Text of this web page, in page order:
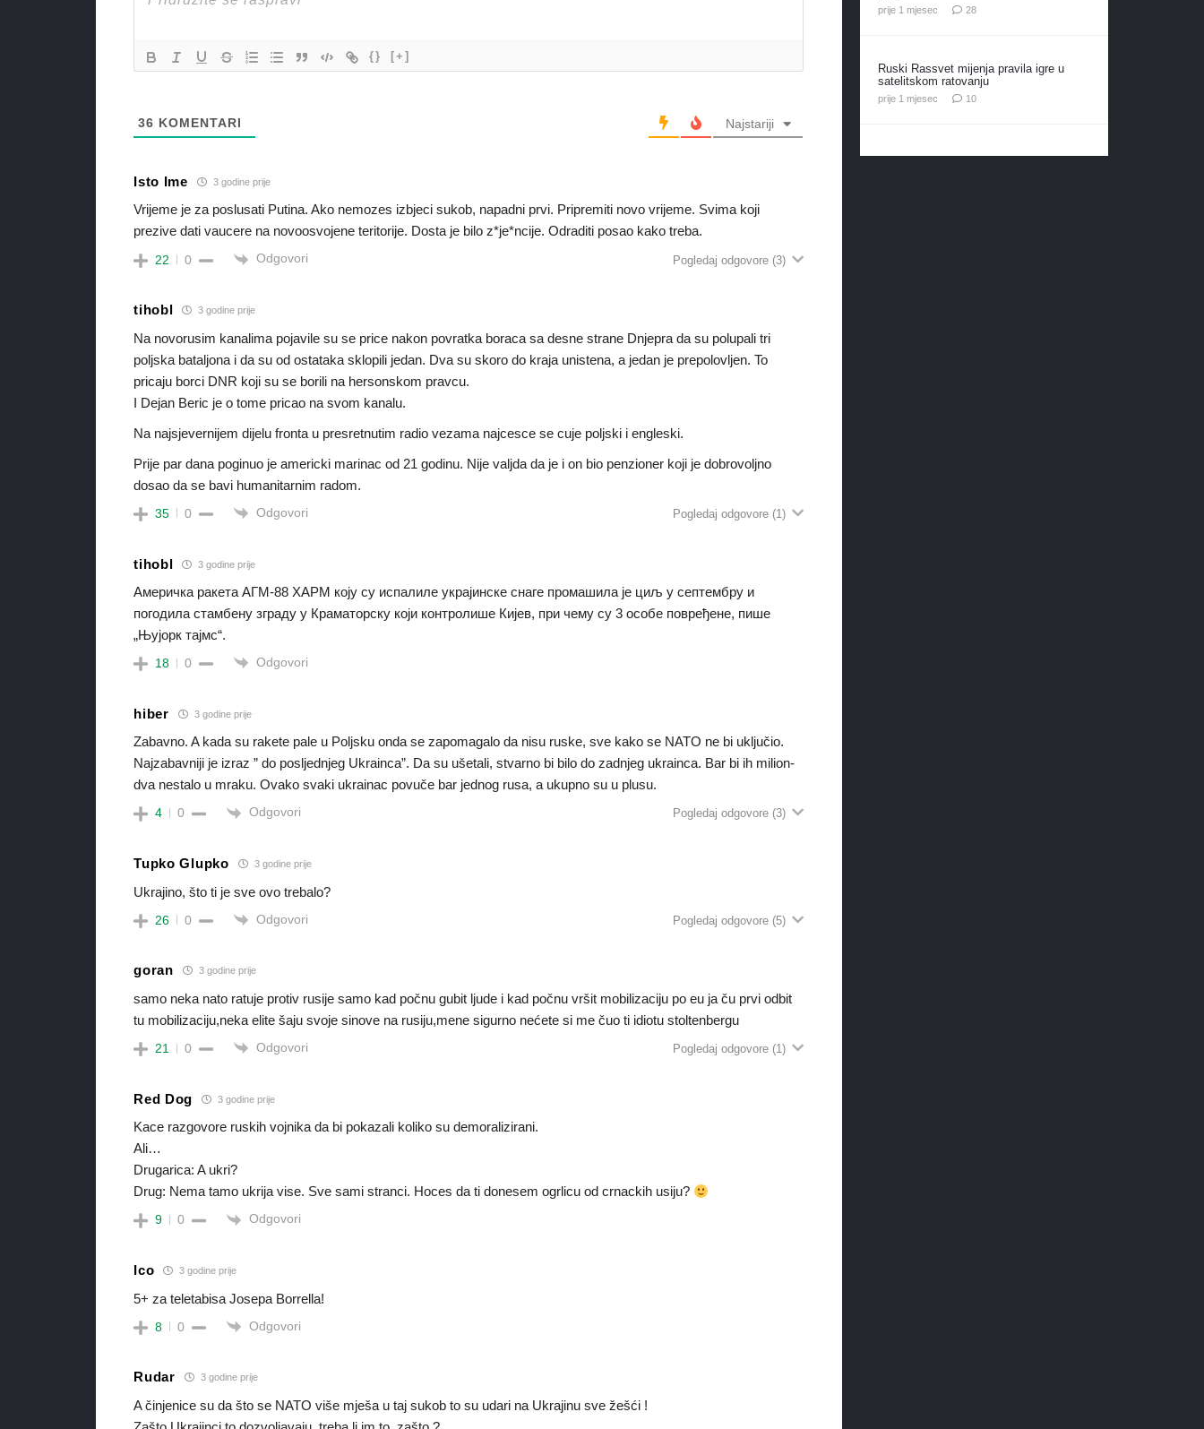
{} [+]
36 KOMENTARI Najstariji
Isto Ime 3 godine prije
Vrijeme je za poslusati Putina. Ako nemozes izbjeci sukob, napadni prvi. Pripremiti novo vrijeme. Svima koji
prezive dati vaucere na novoosvojene teritorije. Dosta je bilo z*je*ncije. Odraditi posao kako treba.
22 0 Odgovori Pogledaj odgovore (3)
tihobl 3 godine prije
Na novorusim kanalima pojavile su se price nakon povratka boraca sa desne strane Dnjepra da su polupali tri
poljska bataljona i da su od ostataka sklopili jedan. Dva su skoro do kraja unistena, a jedan je prepolovljen. To
pricaju borci DNR koji su se borili na hersonskom pravcu.
I Dejan Beric je o tome pricao na svom kanalu.
Na najsjevernijem dijelu fronta u presretnutim radio vezama najcesce se cuje poljski i engleski.
Prije par dana poginuo je americki marinac od 21 godinu. Nije valjda da je i on bio penzioner koji je dobrovoljno
dosao da se bavi humanitarnim radom.
35 0 Odgovori Pogledaj odgovore (1)
tihobl 3 godine prije
Америчка ракета АГМ-88 ХАРМ коју су испалиле украјинске снаге промашила је циљ у септембру и
погодила стамбену зграду у Краматорску који контролише Кијев, при чему су 3 особе повређене, пише
„Њујорк тајмс“.
18 0 Odgovori
hiber 3 godine prije
Zabavno. A kada su rakete pale u Poljsku onda se zapomagalo da nisu ruske, sve kako se NATO ne bi uključio.
Najzabavniji je izraz ” do posljednjeg Ukrainca”. Da su ušetali, stvarno bi bilo do zadnjeg ukrainca. Bar bi ih milion-
dva nestalo u mraku. Ovako svaki ukrainac povuče bar jednog rusa, a ukupno su u plusu.
4 0 Odgovori Pogledaj odgovore (3)
Tupko Glupko 3 godine prije
Ukrajino, što ti je sve ovo trebalo?
26 0 Odgovori Pogledaj odgovore (5)
goran 3 godine prije
samo neka nato ratuje protiv rusije samo kad počnu gubit ljude i kad počnu vršit mobilizaciju po eu ja ču prvi odbit
tu mobilizaciju,neka elite šaju svoje sinove na rusiju,mene sigurno nećete si me čuo ti idiotu stoltenbergu
21 0 Odgovori Pogledaj odgovore (1)
Red Dog 3 godine prije
Kace razgovore ruskih vojnika da bi pokazali koliko su demoralizirani.
Ali…
Drugarica: A ukri?
Drug: Nema tamo ukrija vise. Sve sami stranci. Hoces da ti donesem ogrlicu od crnackih usiju?
9 0 Odgovori
Ico 3 godine prije
5+ za teletabisa Josepa Borrella!
8 0 Odgovori
Rudar 3 godine prije
A činjenice su da što se NATO više mješa u taj sukob to su udari na Ukrajinu sve žešći !
prije 1 mjesec 28komentara
Ruski Rassvet mijenja pravila igre u
satelitskom ratovanju
prije 1 mjesec 10komentara